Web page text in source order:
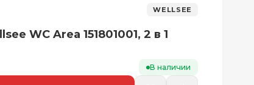
WELLSEE
WC Area 151801001, 2 в 1
В наличии